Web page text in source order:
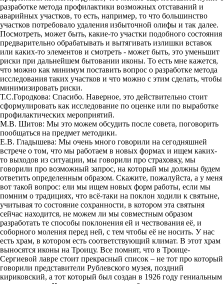
разработке метода профилактики возможных отставаний и
аварийных участков, то есть, например, то что большинство
участков потребовало удаления избыточной олифы и так далее.
Посмотреть, может быть, какие-то участки подобного состояния
предварительно обрабатывать и вытягивать излишки вставок
или каких-то элементов и смотреть - может быть, это уменьшит
риски при дальнейшем бытовании иконы. То есть мне кажется,
что можно как минимум поставить вопрос о разработке метода
исследования таких участков и что можно с этим сделать, чтобы
минимизировать риски.
Т.С.Городкова: Спасибо. Наверное, это действительно стоит
сформулировать как исследование по оценке или по выработке
профилактических мероприятий.
М.В. Шитов: Мы это можем обсудить после совета, поговорить
пообщаться на предмет методики.
Е.В. Гладышева: Мы очень много говорили на сегодняшней
встрече о том, что мы работаем в новых формах и ищем каких-
то выходов из ситуации, мы говорили про страховку, мы
говорили про возможный запрос, на который мы должны будем
ответить определенным образом. Скажите, пожалуйста, а у меня
вот такой вопрос: ели мы ищем новых форм работы, если мы
помним о традициях, что всё-таки на поклон ходили к святыне,
учитывая то состояние сохранности, в котором эта святыня
сейчас находится, не можем ли мы совместным образом
разработать те способы поклонения ей и чествования её, и
соборного моления перед ней, с тем чтобы её не носить. У нас
есть храм, в котором есть соответствующий климат. В этот храм
выносятся иконы на Троицу. Все помнят, что в Троице-
Сергиевой лавре стоит прекрасный список – не тот про который
говорили представители Рублевского музея, поздний
кириковский, а тот который был создан в 1926 году гениальным